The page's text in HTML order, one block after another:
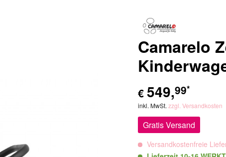
Camarelo
€ 549,99*
inkl. MwSt. zzgl. Versandkosten
Gratis Versand
Versandkostenfreie